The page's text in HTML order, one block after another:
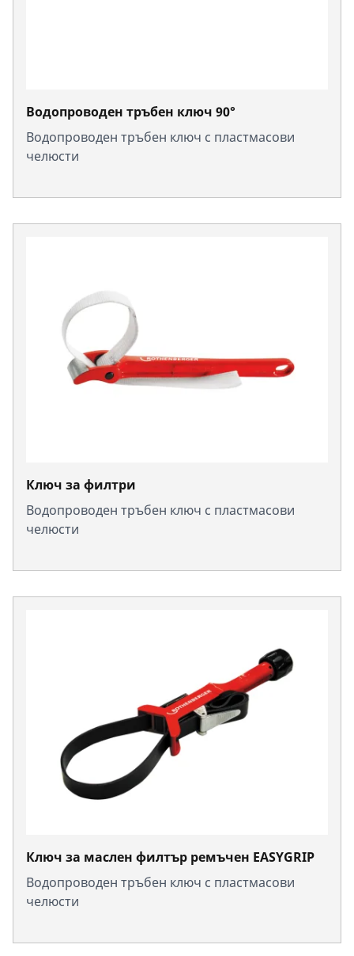
Водопроводен тръбен ключ 90°
Водопроводен тръбен ключ с пластмасови
челюсти
Ключ за филтри
Водопроводен тръбен ключ с пластмасови
челюсти
Ключ за маслен филтър ремъчен EASYGRIP
Водопроводен тръбен ключ с пластмасови
челюсти